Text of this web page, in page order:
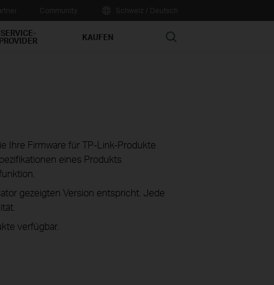
SERVICE-
PROVIDER KAUFEN Search
Ihre Firmware für TP-Link-Produkte
eines Produkts
gezeigten Version entspricht. Jede
verfügbar.